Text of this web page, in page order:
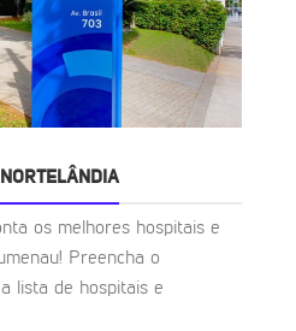
os melhores hospitais e
Preencha o
lista de hospitais e